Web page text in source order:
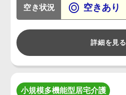
空き状況 空きあり
詳細を見る
小規模多機能型居宅介護